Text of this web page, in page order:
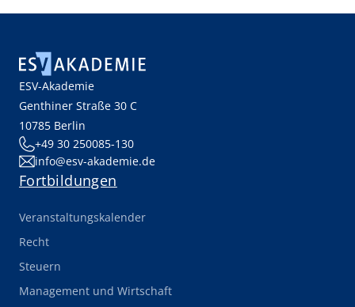
ESV-Akademie
Genthiner Straße 30 C
10785 Berlin
+49 30 250085-130
info@esv-akademie.de
Fortbildungen
Veranstaltungskalender
Recht
Steuern
Management und Wirtschaft